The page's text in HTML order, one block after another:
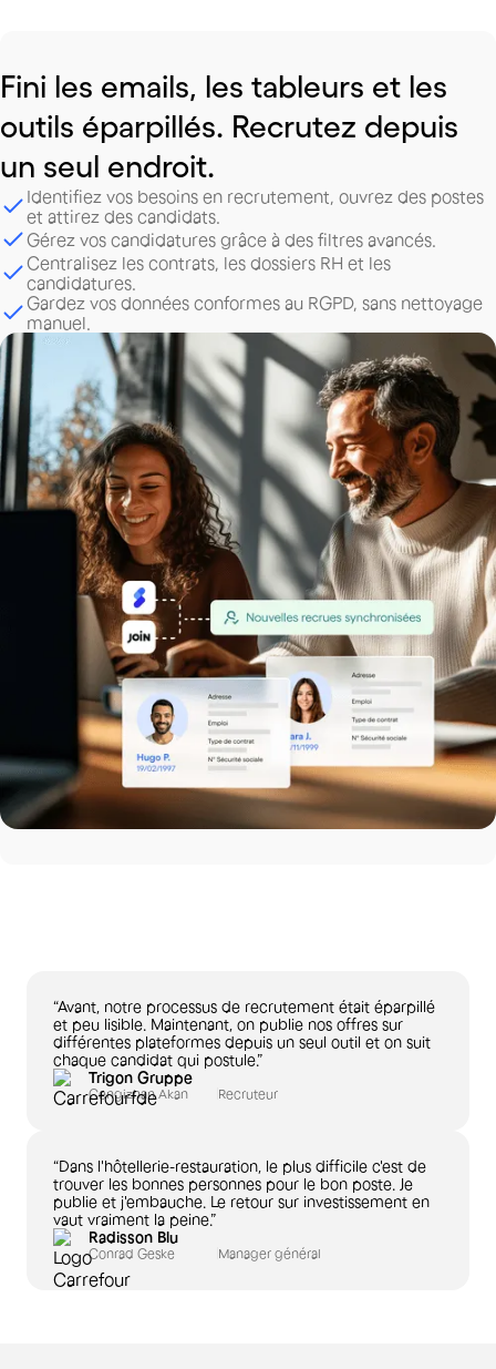
Fini les emails, les tableurs et les
outils éparpillés. Recrutez depuis
un seul endroit.
Identifiez vos besoins en recrutement, ouvrez des postes
et attirez des candidats.
Gérez vos candidatures grâce à des filtres avancés.
Centralisez les contrats, les dossiers RH et les
candidatures.
Gardez vos données conformes au RGPD, sans nettoyage
manuel.
“Avant, notre processus de recrutement était éparpillé
et peu lisible. Maintenant, on publie nos offres sur
différentes plateformes depuis un seul outil et on suit
chaque candidat qui postule.”
Trigon Gruppe
Cengizhan Akan Recruteur
“Dans l'hôtellerie-restauration, le plus difficile c'est de
trouver les bonnes personnes pour le bon poste. Je
publie et j'embauche. Le retour sur investissement en
vaut vraiment la peine.”
Radisson Blu
Conrad Geske Manager général